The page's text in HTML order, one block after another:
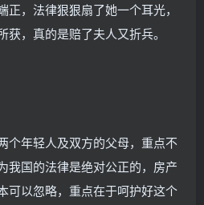
，法律狠狠扇了她一个耳光，
，真的是赔了夫人又折兵。
个年轻人及双方的父母，重点不
我国的法律是绝对公正的，房产
可以忽略，重点在于呵护好这个